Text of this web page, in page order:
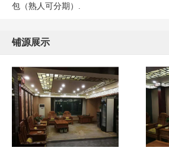
包（熟人可分期）.
铺源展示